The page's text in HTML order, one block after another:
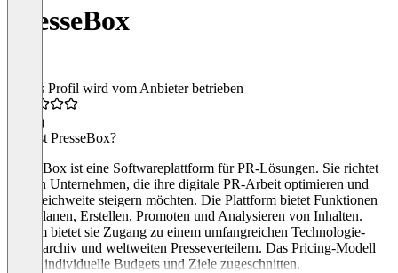
PresseBox
Dieses Profil wird vom Anbieter betrieben
(3)
Was ist PresseBox?
PresseBox ist eine Softwareplattform für PR-Lösungen. Sie richtet
sich an Unternehmen, die ihre digitale PR-Arbeit optimieren und
ihre Reichweite steigern möchten. Die Plattform bietet Funktionen
zum Planen, Erstellen, Promoten und Analysieren von Inhalten.
Zudem bietet sie Zugang zu einem umfangreichen Technologie-
Pressearchiv und weltweiten Presseverteilern. Das Pricing-Modell
ist auf individuelle Budgets und Ziele zugeschnitten.